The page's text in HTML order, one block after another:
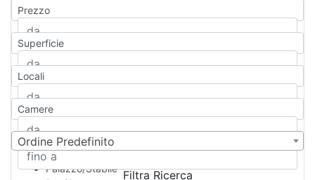
Qualsiasi
Appartamento
Casa indipendente
Casa Semi-indipendente
Attico/Mansarda
Rustico/Casale
Camera d'Albergo
Multiproprietà
Palazzo/Stabile
Prezzo
Superficie
Locali
Camere
Ordine Predefinito
Filtra Ricerca